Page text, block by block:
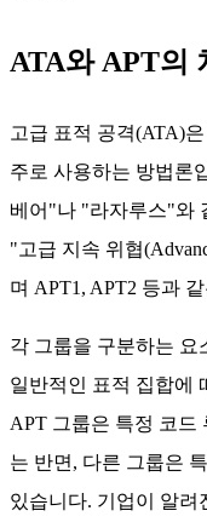
ATA와 APT의
고급 표적 공격(ATA)
주로 사용하는 방법론
베어"나 "라자루스"와
"고급 지속 위협
며 APT1, APT2 등과
각 그룹을 구분하는 요
일반적인 표적 집합에
APT 그룹은 특정 코드
는 반면, 다른 그룹은
있습니다. 기업이 알려